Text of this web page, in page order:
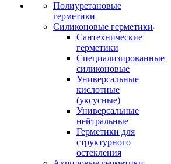
Полиуретановые
герметики
Силиконовые герметики
Сантехнические
герметики
Специализированные
силиконовые
Универсальные
кислотные
(уксусные)
Универсальные
нейтральные
Герметики для
структурного
остекления